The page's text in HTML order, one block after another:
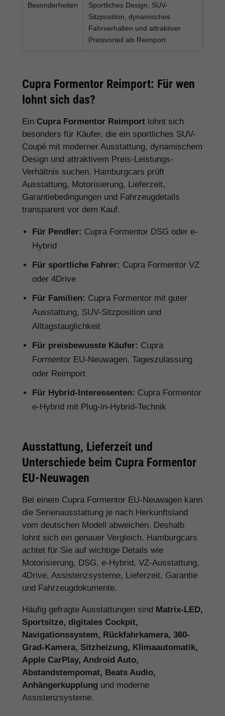
Besonderheiten
Sportliches Design, SUV-
Sitzposition, dynamisches
Fahrverhalten und attraktiver
Preisvorteil als Reimport
Cupra Formentor Reimport: Für wen
lohnt sich das?
Ein Cupra Formentor Reimport lohnt sich
besonders für Käufer, die ein sportliches SUV-
Coupé mit moderner Ausstattung, dynamischem
Design und attraktivem Preis-Leistungs-
Verhältnis suchen. Hamburgcars prüft
Ausstattung, Motorisierung, Lieferzeit,
Garantiebedingungen und Fahrzeugdetails
transparent vor dem Kauf.
Für Pendler: Cupra Formentor DSG oder e-
Hybrid
Für sportliche Fahrer: Cupra Formentor VZ
oder 4Drive
Für Familien: Cupra Formentor mit guter
Ausstattung, SUV-Sitzposition und
Alltagstauglichkeit
Für preisbewusste Käufer: Cupra
Formentor EU-Neuwagen, Tageszulassung
oder Reimport
Für Hybrid-Interessenten: Cupra Formentor
e-Hybrid mit Plug-in-Hybrid-Technik
Ausstattung, Lieferzeit und
Unterschiede beim Cupra Formentor
EU-Neuwagen
Bei einem Cupra Formentor EU-Neuwagen kann
die Serienausstattung je nach Herkunftsland
vom deutschen Modell abweichen. Deshalb
lohnt sich ein genauer Vergleich. Hamburgcars
achtet für Sie auf wichtige Details wie
Motorisierung, DSG, e-Hybrid, VZ-Ausstattung,
4Drive, Assistenzsysteme, Lieferzeit, Garantie
und Fahrzeugdokumente.
Häufig gefragte Ausstattungen sind Matrix-LED,
Sportsitze, digitales Cockpit,
Navigationssystem, Rückfahrkamera, 360-
Grad-Kamera, Sitzheizung, Klimaautomatik,
Apple CarPlay, Android Auto,
Abstandstempomat, Beats Audio,
Anhängerkupplung und moderne
Assistenzsysteme.